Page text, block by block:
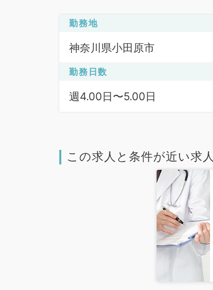
勤務地
神奈川県小田原市
勤務日数
週4.00日〜5.00日
この求人と条件が近い求人